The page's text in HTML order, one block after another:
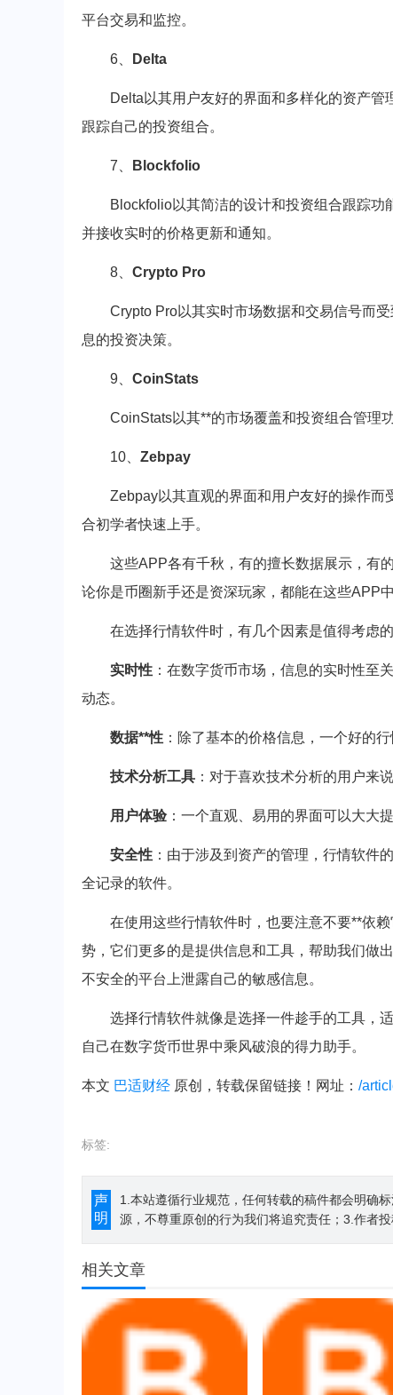
平台交易和监控。
6、 Delta
Delta以其用户友好的界面和多样化的资产
跟踪自己的投资组合。
7、 Blockfolio
Blockfolio以其简洁的设计和投资组合跟踪功
并接收实时的价格更新和通知。
8、 Crypto Pro
Crypto Pro以其实时市场数据和交易信号而
息的投资决策。
9、 CoinStats
CoinStats以其**的市场覆盖和投资组合管理
10、 Zebpay
Zebpay以其直观的界面和用户友好的操作
合初学者快速上手。
这些APP各有千秋，有的擅长数据展示，有
论你是币圈新手还是资深玩家，都能在这些APP
在选择行情软件时，有几个因素是值得考虑的
实时性 ：在数字货币市场，信息的实时性至
动态。
数据**性 ：除了基本的价格信息，一个好的
技术分析工具 ：对于喜欢技术分析的用户来
用户体验 ：一个直观、易用的界面可以大大
安全性 ：由于涉及到资产的管理，行情软件
全记录的软件。
在使用这些行情软件时，也要注意不要**依
势，它们更多的是提供信息和工具，帮助我们做
不安全的平台上泄露自己的敏感信息。
选择行情软件就像是选择一件趁手的工具，
自己在数字货币世界中乘风破浪的得力助手。
本文 巴适财经 原创，转载保留链接！网址： /
标签:
声
明
1.本站遵循行业规范，任何转载的稿件都会明确
源，不尊重原创的行为我们将追究责任；3.作者
相关文章